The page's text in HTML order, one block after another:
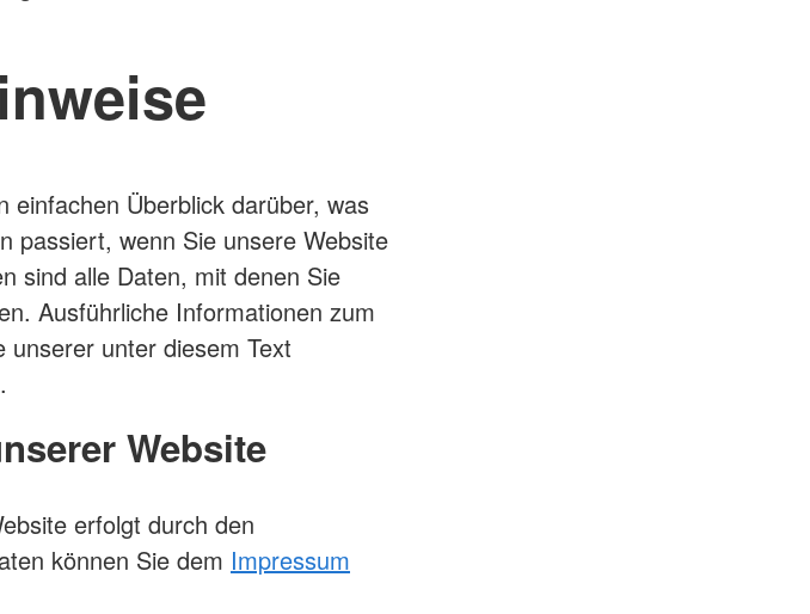
einfachen Überblick darüber, was
passiert, wenn Sie unsere Website
sind alle Daten, mit denen Sie
Ausführliche Informationen zum
unter diesem Text
Website
erfolgt durch den
können Sie dem Impressum